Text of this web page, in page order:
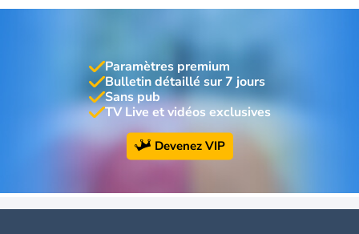
Paramètres premium
Bulletin détaillé sur 7 jours
Sans pub
TV Live et vidéos exclusives
Devenez VIP